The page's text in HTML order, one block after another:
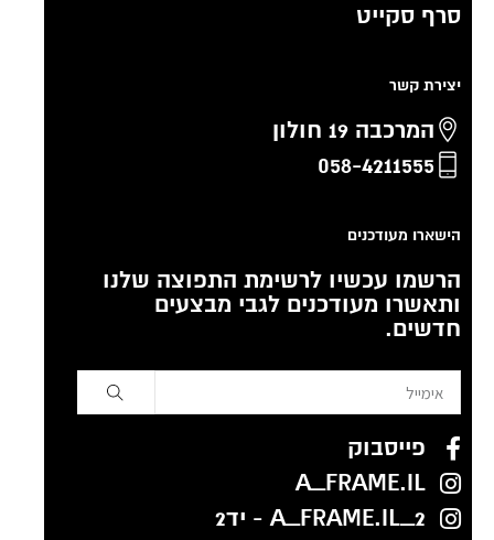
סרף סקייט
יצירת קשר
המרכבה 19 חולון
058-4211555
הישארו מעודכנים
הרשמו עכשיו לרשימת התפוצה שלנו
ותאשרו מעודכנים לגבי מבצעים
חדשים.
פייסבוק
A_FRAME.IL
A_FRAME.IL_2 - יד2